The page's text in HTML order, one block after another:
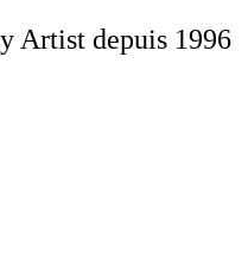
Artist depuis 1996